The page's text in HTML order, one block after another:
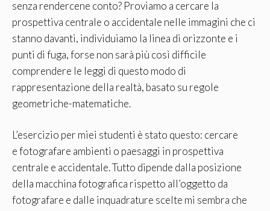
senza rendercene conto? Proviamo a cercare la
prospettiva centrale o accidentale nelle immagini che ci
stanno davanti, individuiamo la linea di orizzonte e i
punti di fuga, forse non sarà più così difficile
comprendere le leggi di questo modo di
rappresentazione della realtà, basato su regole
geometriche-matematiche.
L’esercizio per miei studenti è stato questo: cercare
e fotografare ambienti o paesaggi in prospettiva
centrale e accidentale. Tutto dipende dalla posizione
della macchina fotografica rispetto all’oggetto da
fotografare e dalle inquadrature scelte mi sembra che